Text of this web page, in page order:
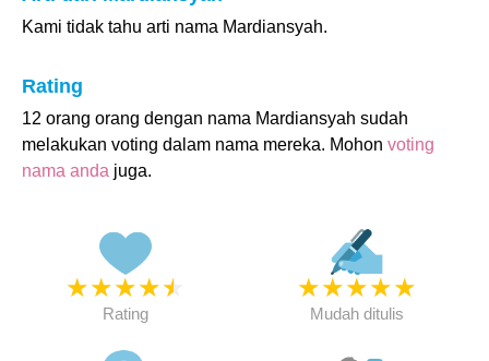
Kami tidak tahu arti nama Mardiansyah.
Rating
12 orang orang dengan nama Mardiansyah sudah
melakukan voting dalam nama mereka. Mohon voting
nama anda juga.
★★★★★
Rating
★★★★★
Mudah ditulis